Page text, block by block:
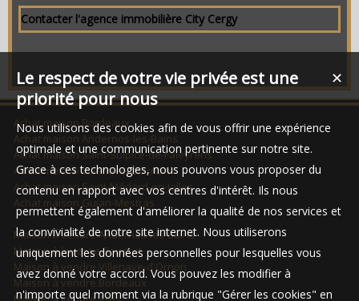
Contacter l'agence immobilière City Cergy
Achat maison Bordeaux
Achat maison Andernos-les-Bains
Achat maison Saint-Sulpice-de-Faleyrens
Achat maison Villenave-d'Ornon
Achat maison Saint-Médard-en-Jalles
Achat maison Gujan-Mestras
Maison à vendre Andernos-les-Bains
Maison à louer Le Bouscat
Maison à vendre Villenave-d'Ornon
Maison à vendre Bordeaux
✕
Le respect de votre vie privée est une
priorité pour nous
Nous utilisons des cookies afin de vous offrir une expérience
optimale et une communication pertinente sur notre site.
Grace à ces technologies, nous pouvons vous proposer du
contenu en rapport avec vos centres d'intérêt. Ils nous
permettent également d'améliorer la qualité de nos services et
la convivialité de notre site internet. Nous utiliserons
uniquement les données personnelles pour lesquelles vous
avez donné votre accord. Vous pouvez les modifier à
n'importe quel moment via la rubrique "Gérer les cookies" en